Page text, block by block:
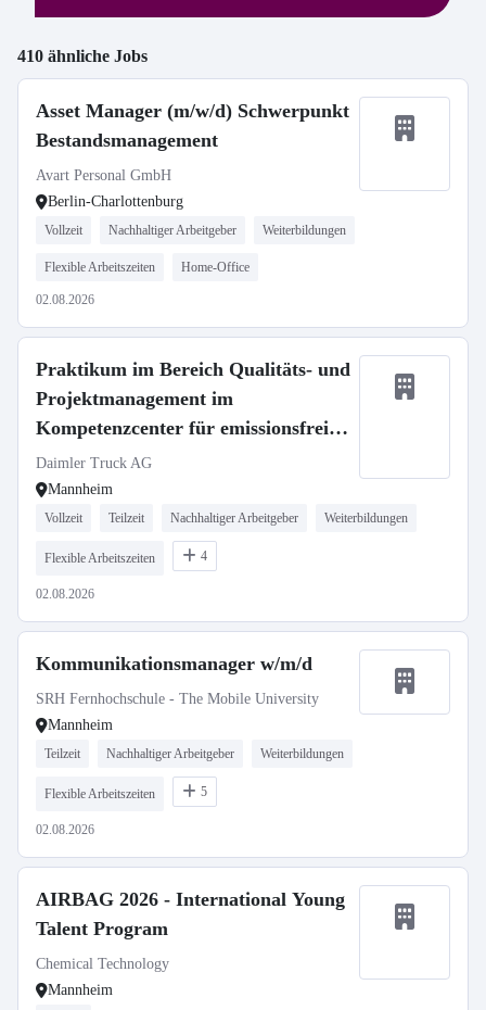
410 ähnliche Jobs
Asset Manager (m/w/d) Schwerpunkt
Bestandsmanagement
Avart Personal GmbH
Berlin-Charlottenburg
Vollzeit Nachhaltiger Arbeitgeber Weiterbildungen
Flexible Arbeitszeiten Home-Office
02.08.2026
Praktikum im Bereich Qualitäts- und
Projektmanagement im
Kompetenzcenter für emissionsfreie
Mobilität (KEM) ab Oktober 2026
Daimler Truck AG
Mannheim
Vollzeit Teilzeit Nachhaltiger Arbeitgeber Weiterbildungen
Flexible Arbeitszeiten 4
02.08.2026
Kommunikationsmanager w/m/d
SRH Fernhochschule - The Mobile University
Mannheim
Teilzeit Nachhaltiger Arbeitgeber Weiterbildungen
Flexible Arbeitszeiten 5
02.08.2026
AIRBAG 2026 - International Young
Talent Program
Chemical Technology
Mannheim